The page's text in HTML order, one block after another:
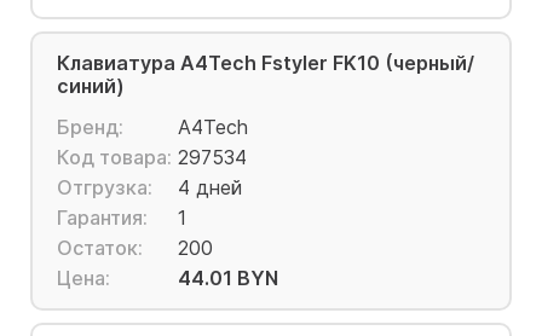
Клавиатура A4Tech Fstyler FK10 (черный/
синий)
Бренд:
A4Tech
Код товара: 297534
Отгрузка:
4 дней
Гарантия:
1
Остаток:
200
Цена:
44.01 BYN